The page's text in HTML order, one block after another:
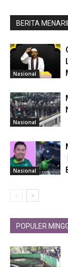
BERITA
Nasional
Nasional
Nasional
POPULER